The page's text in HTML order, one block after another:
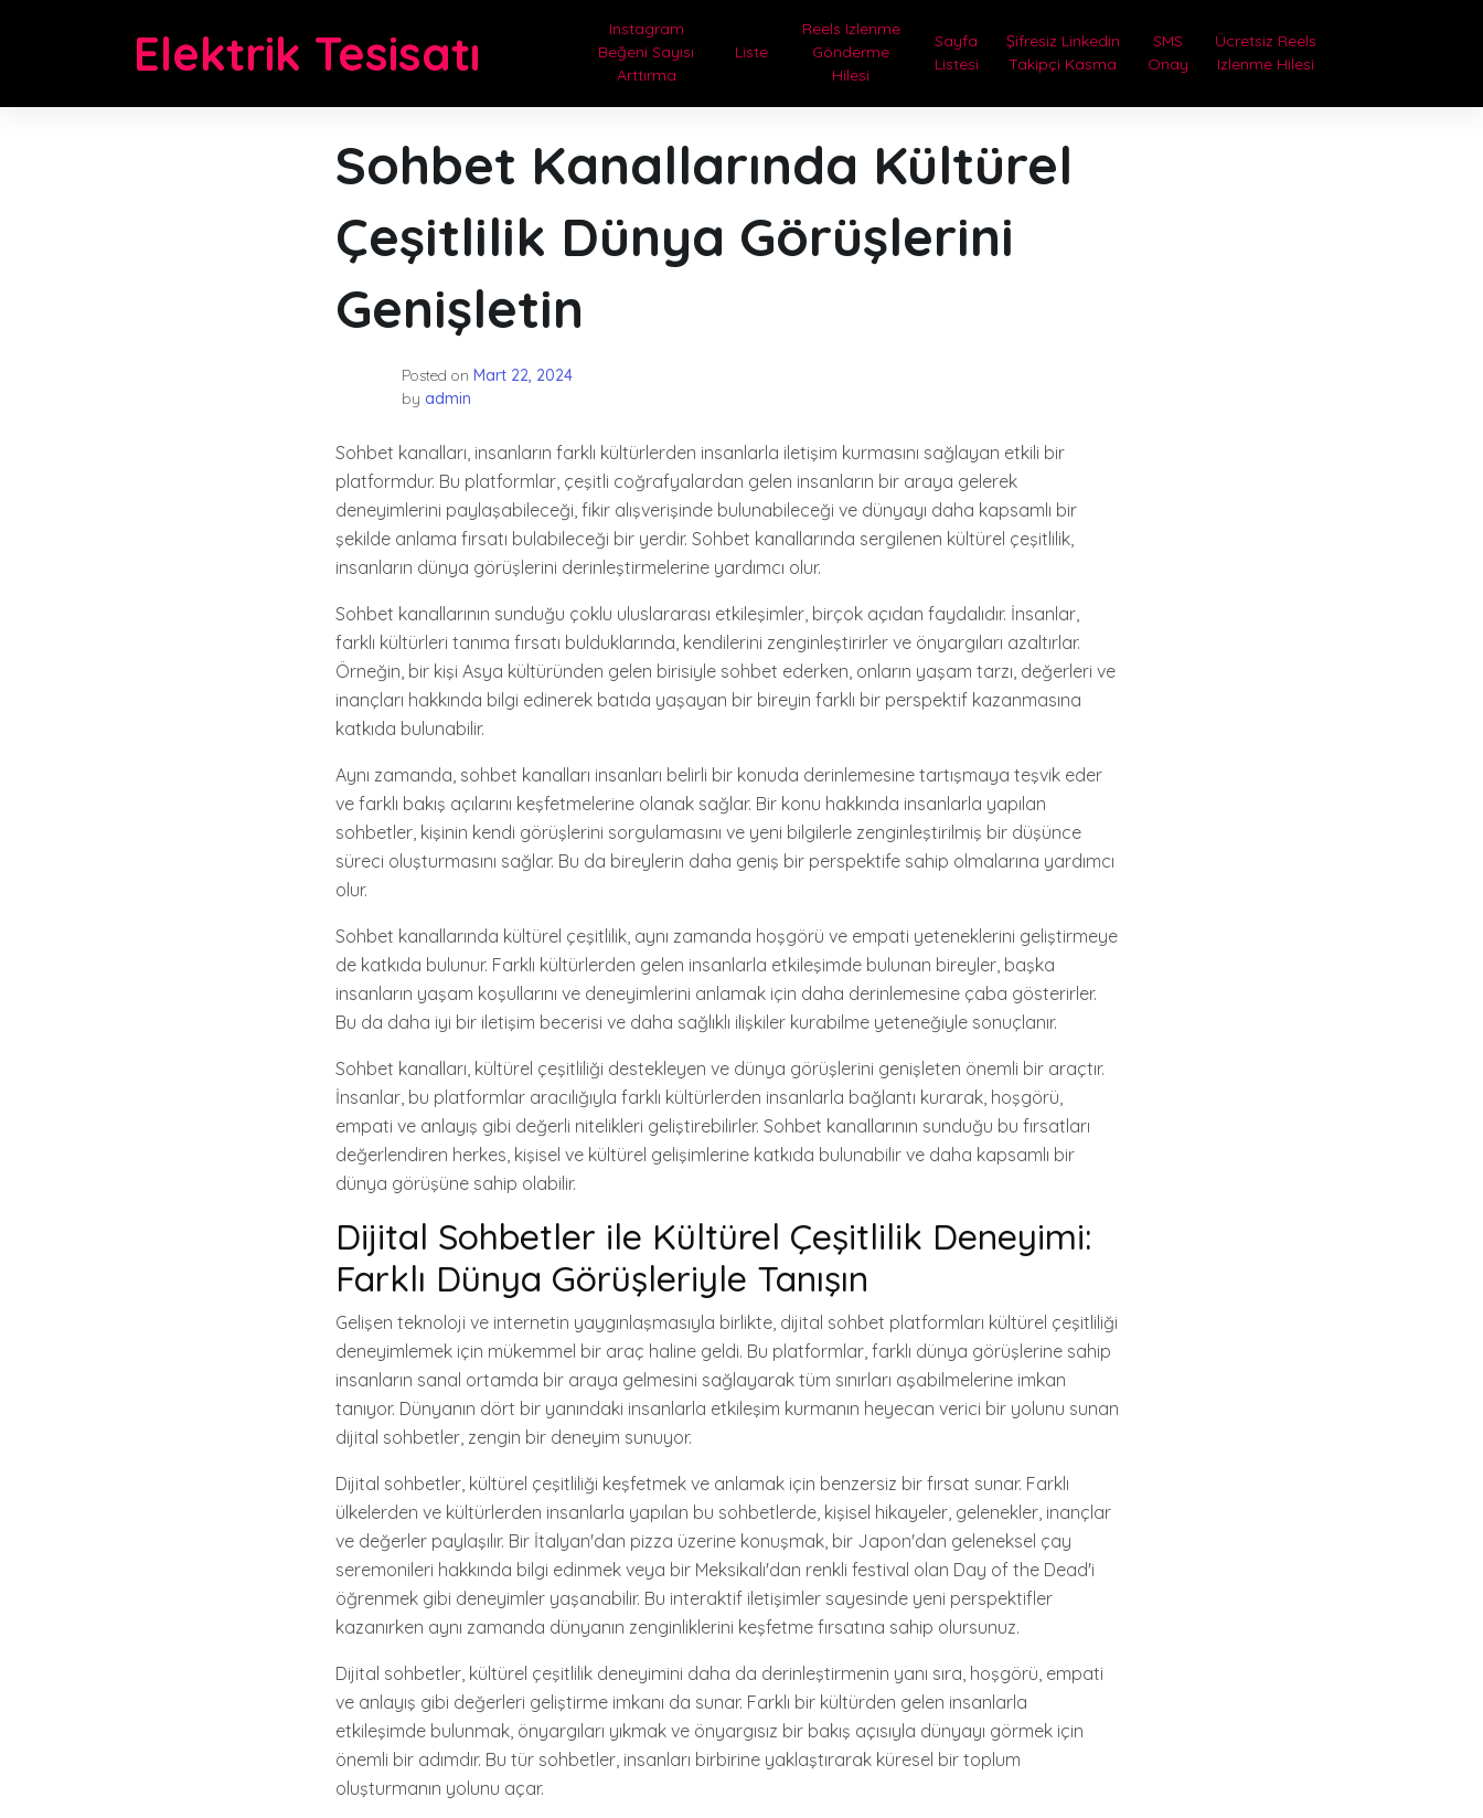
Elektrik Tesisatı
Instagram
Beğeni Sayısı
Arttırma
Liste
Reels Izlenme
Gönderme
Hilesi
Sayfa
Listesi
Şifresiz Linkedin
Takipçi Kasma
SMS
Onay
Ücretsiz Reels
Izlenme Hilesi
Sohbet Kanallarında Kültürel
Çeşitlilik Dünya Görüşlerini
Genişletin
Posted on Mart 22, 2024
by admin
Sohbet kanalları, insanların farklı kültürlerden insanlarla iletişim kurmasını sağlayan etkili bir
platformdur. Bu platformlar, çeşitli coğrafyalardan gelen insanların bir araya gelerek
deneyimlerini paylaşabileceği, fikir alışverişinde bulunabileceği ve dünyayı daha kapsamlı bir
şekilde anlama fırsatı bulabileceği bir yerdir. Sohbet kanallarında sergilenen kültürel çeşitlilik,
insanların dünya görüşlerini derinleştirmelerine yardımcı olur.
Sohbet kanallarının sunduğu çoklu uluslararası etkileşimler, birçok açıdan faydalıdır. İnsanlar,
farklı kültürleri tanıma fırsatı bulduklarında, kendilerini zenginleştirirler ve önyargıları azaltırlar.
Örneğin, bir kişi Asya kültüründen gelen birisiyle sohbet ederken, onların yaşam tarzı, değerleri ve
inançları hakkında bilgi edinerek batıda yaşayan bir bireyin farklı bir perspektif kazanmasına
katkıda bulunabilir.
Aynı zamanda, sohbet kanalları insanları belirli bir konuda derinlemesine tartışmaya teşvik eder
ve farklı bakış açılarını keşfetmelerine olanak sağlar. Bir konu hakkında insanlarla yapılan
sohbetler, kişinin kendi görüşlerini sorgulamasını ve yeni bilgilerle zenginleştirilmiş bir düşünce
süreci oluşturmasını sağlar. Bu da bireylerin daha geniş bir perspektife sahip olmalarına yardımcı
olur.
Sohbet kanallarında kültürel çeşitlilik, aynı zamanda hoşgörü ve empati yeteneklerini geliştirmeye
de katkıda bulunur. Farklı kültürlerden gelen insanlarla etkileşimde bulunan bireyler, başka
insanların yaşam koşullarını ve deneyimlerini anlamak için daha derinlemesine çaba gösterirler.
Bu da daha iyi bir iletişim becerisi ve daha sağlıklı ilişkiler kurabilme yeteneğiyle sonuçlanır.
Sohbet kanalları, kültürel çeşitliliği destekleyen ve dünya görüşlerini genişleten önemli bir araçtır.
İnsanlar, bu platformlar aracılığıyla farklı kültürlerden insanlarla bağlantı kurarak, hoşgörü,
empati ve anlayış gibi değerli nitelikleri geliştirebilirler. Sohbet kanallarının sunduğu bu fırsatları
değerlendiren herkes, kişisel ve kültürel gelişimlerine katkıda bulunabilir ve daha kapsamlı bir
dünya görüşüne sahip olabilir.
Dijital Sohbetler ile Kültürel Çeşitlilik Deneyimi:
Farklı Dünya Görüşleriyle Tanışın
Gelişen teknoloji ve internetin yaygınlaşmasıyla birlikte, dijital sohbet platformları kültürel çeşitliliği
deneyimlemek için mükemmel bir araç haline geldi. Bu platformlar, farklı dünya görüşlerine sahip
insanların sanal ortamda bir araya gelmesini sağlayarak tüm sınırları aşabilmelerine imkan
tanıyor. Dünyanın dört bir yanındaki insanlarla etkileşim kurmanın heyecan verici bir yolunu sunan
dijital sohbetler, zengin bir deneyim sunuyor.
Dijital sohbetler, kültürel çeşitliliği keşfetmek ve anlamak için benzersiz bir fırsat sunar. Farklı
ülkelerden ve kültürlerden insanlarla yapılan bu sohbetlerde, kişisel hikayeler, gelenekler, inançlar
ve değerler paylaşılır. Bir İtalyan'dan pizza üzerine konuşmak, bir Japon'dan geleneksel çay
seremonileri hakkında bilgi edinmek veya bir Meksikalı'dan renkli festival olan Day of the Dead'i
öğrenmek gibi deneyimler yaşanabilir. Bu interaktif iletişimler sayesinde yeni perspektifler
kazanırken aynı zamanda dünyanın zenginliklerini keşfetme fırsatına sahip olursunuz.
Dijital sohbetler, kültürel çeşitlilik deneyimini daha da derinleştirmenin yanı sıra, hoşgörü, empati
ve anlayış gibi değerleri geliştirme imkanı da sunar. Farklı bir kültürden gelen insanlarla
etkileşimde bulunmak, önyargıları yıkmak ve önyargısız bir bakış açısıyla dünyayı görmek için
önemli bir adımdır. Bu tür sohbetler, insanları birbirine yaklaştırarak küresel bir toplum
oluşturmanın yolunu açar.